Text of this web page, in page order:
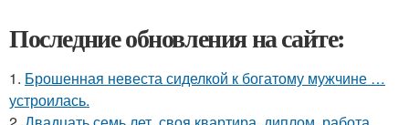
Последние обновления на сайте:
1. Брошенная невеста сиделкой к богатому мужчине …
устроилась.